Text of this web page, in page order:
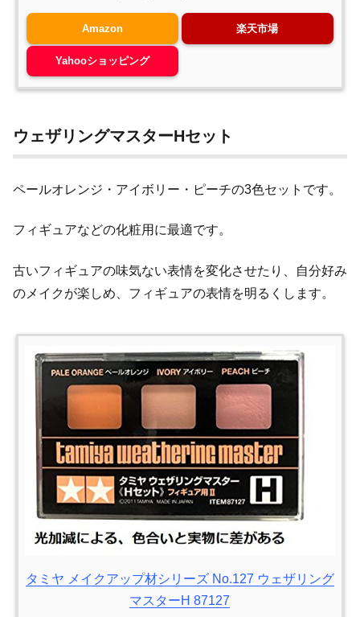
Amazon 楽天市場
Yahooショッピング
ウェザリングマスターHセット
ペールオレンジ・アイボリー・ピーチの3色セットです。
フィギュアなどの化粧用に最適です。
古いフィギュアの味気ない表情を変化させたり、自分好み
のメイクが楽しめ、フィギュアの表情を明るくします。
タミヤ メイクアップ材シリーズ No.127 ウェザリング
マスターH 87127